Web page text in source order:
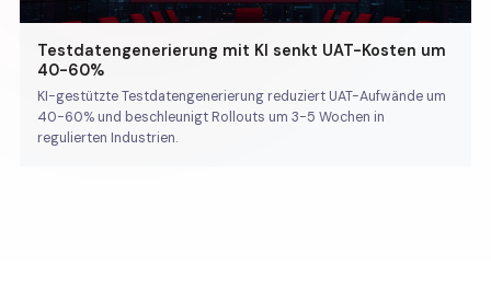
Testdatengenerierung mit KI senkt UAT-Kosten um
40-60%
KI-gestützte Testdatengenerierung reduziert UAT-Aufwände um
40-60% und beschleunigt Rollouts um 3-5 Wochen in
regulierten Industrien.